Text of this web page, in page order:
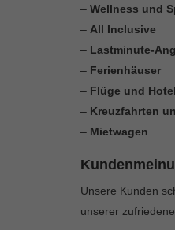
– Wellness und
– All Inclusive
– Lastminute-
– Ferienhäuser
– Flüge und
– Kreuzfahrten
– Mietwagen
Unsere Kunden
unserer